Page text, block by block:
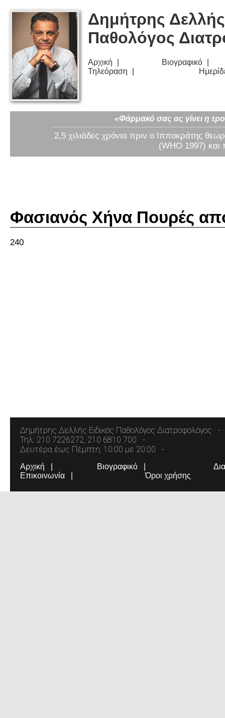
Δημήτρης
Παθολόγος
Αρχική
Βιογραφικό
Τηλεόραση
«Φάρμακό σας ας γίνει η
2,5 χιλιάδες χρόνια πριν ο Ιπποκράτης
(WHO 1997) και
Φασιανός Χήνα Πουρές
240
Δημήτρης Δελλής Ειδικός Παθολόγος Διατροφολόγος
Τηλ: 210 7226272, 210 6810 700
Δευτέρα έως Πέμπτη: 10:00 με 20:00
Αρχική Βιογραφικό
Επικοινωνία
Όροι χρήσης